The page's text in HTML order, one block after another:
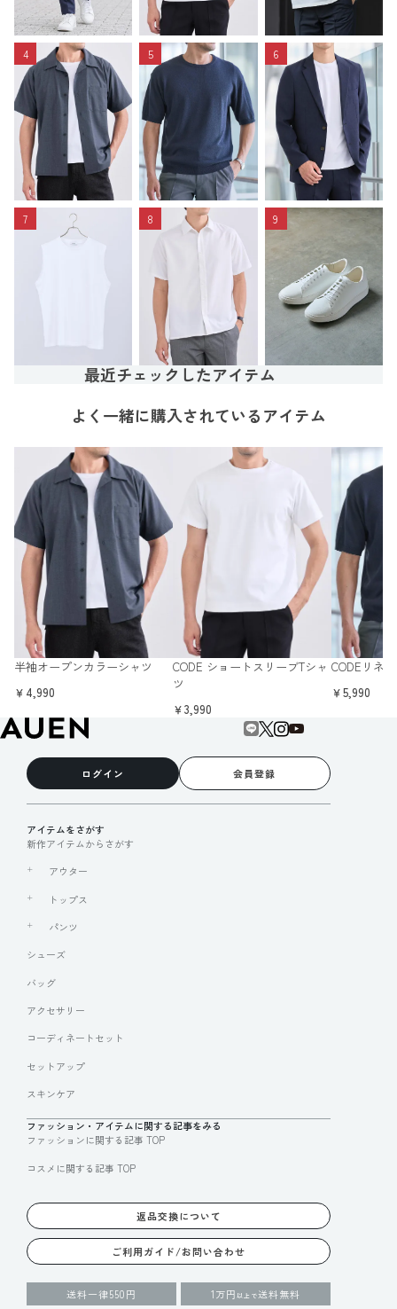
4 5 6
7 8 9
最近チェックしたアイテム
よく一緒に購入されているアイテム
半袖オープンカラーシャツ
￥4,990
CODE ショートスリーブTシャ
ツ
￥3,990
CODEリネ
￥5,990
ログイン 会員登録
アイテムをさがす
新作アイテムからさがす
アウター
トップス
パンツ
シューズ
バッグ
アクセサリー
コーディネートセット
セットアップ
スキンケア
ファッション・アイテムに関する記事をみる
ファッションに関する記事 TOP
コスメに関する記事 TOP
返品交換について
ご利用ガイド/お問い合わせ
送料一律550円 1万円 以上で送料無料